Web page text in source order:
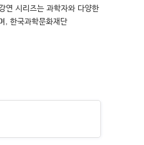
연 시리즈는 과학자와 다양한
, 한국과학문화재단